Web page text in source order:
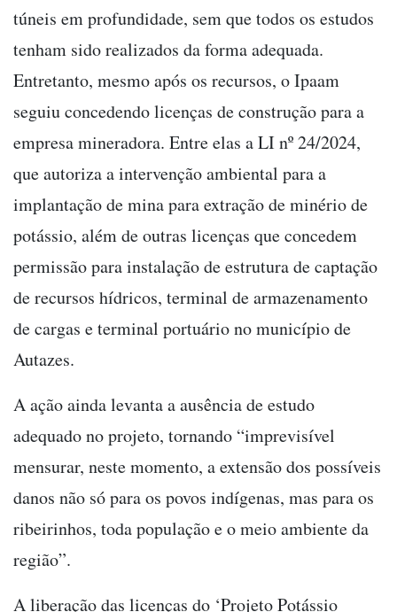
túneis em profundidade, sem que todos os estudos
tenham sido realizados da forma adequada.
Entretanto, mesmo após os recursos, o Ipaam
seguiu concedendo licenças de construção para a
empresa mineradora. Entre elas a LI nº 24/2024,
que autoriza a intervenção ambiental para a
implantação de mina para extração de minério de
potássio, além de outras licenças que concedem
permissão para instalação de estrutura de captação
de recursos hídricos, terminal de armazenamento
de cargas e terminal portuário no município de
Autazes.
A ação ainda levanta a ausência de estudo
adequado no projeto, tornando “imprevisível
mensurar, neste momento, a extensão dos possíveis
danos não só para os povos indígenas, mas para os
ribeirinhos, toda população e o meio ambiente da
região”.
A liberação das licenças do ‘Projeto Potássio